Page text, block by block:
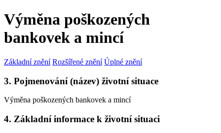
Výměna poškozených
bankovek a mincí
Základní znění Rozšířené znění Úplné znění
3. Pojmenování (název) životní situace
Výměna poškozených bankovek a mincí
4. Základní informace k životní situaci